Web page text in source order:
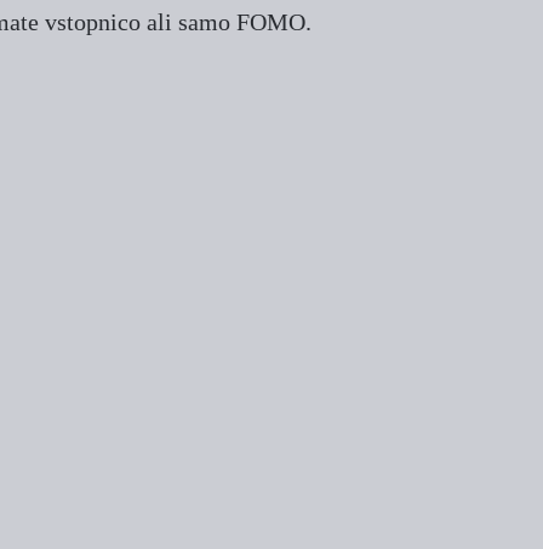
vstopnico ali samo FOMO.